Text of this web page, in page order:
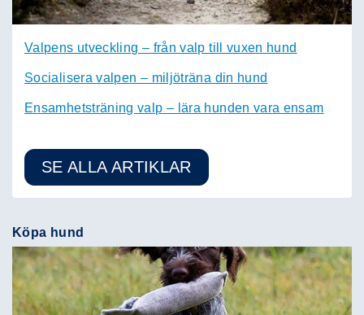
Valpens utveckling – från valp till vuxen hund
Socialisera valpen – miljöträna din hund
Ensamhetsträning valp – lära hunden vara ensam
SE ALLA ARTIKLAR
Köpa hund